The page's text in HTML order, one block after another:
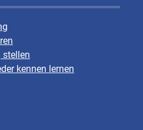
stellen
kennen lernen